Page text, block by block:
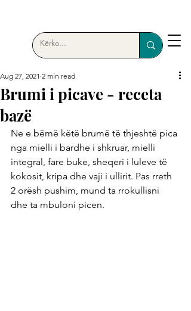
Brumi i picave - receta
bazë
Aug 27, 2021 2 min read
Ne e bëmë këtë brumë të thjeshtë pica
nga mielli i bardhe i shkruar, mielli
integral, fare buke, sheqeri i luleve të
kokosit, kripa dhe vaji i ullirit. Pas rreth
2 orësh pushim, mund ta rrokullisni
dhe ta mbuloni picen.